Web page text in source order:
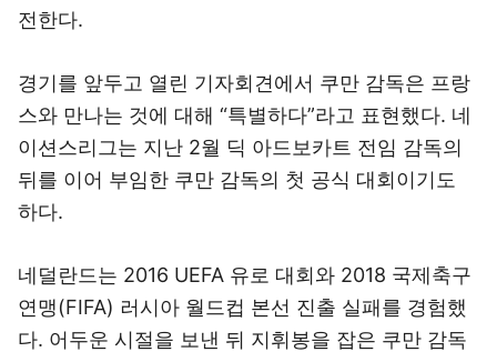
전한다.
경기를 앞두고 열린 기자회견에서 쿠만 감독은 프랑
스와 만나는 것에 대해 “특별하다”라고 표현했다. 네
이션스리그는 지난 2월 딕 아드보카트 전임 감독의
뒤를 이어 부임한 쿠만 감독의 첫 공식 대회이기도
하다.
네덜란드는 2016 UEFA 유로 대회와 2018 국제축구
연맹(FIFA) 러시아 월드컵 본선 진출 실패를 경험했
다. 어두운 시절을 보낸 뒤 지휘봉을 잡은 쿠만 감독